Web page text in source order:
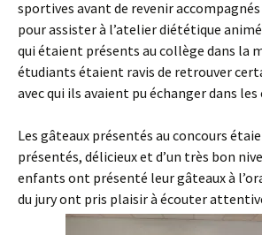
sportives avant de revenir
pour assister à l’atelier diététique
qui étaient présents au collège dans la
étudiants étaient ravis de retrouver
avec qui ils avaient pu échanger dans les
Les gâteaux présentés au concours
présentés, délicieux et d’un très bon
enfants ont présenté leur gâteaux à
du jury ont pris plaisir à écouter